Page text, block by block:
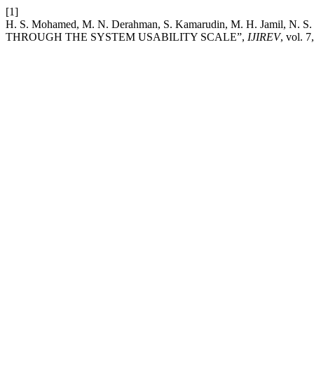
[1]
H. S. Mohamed, M. N. Derahman, S. Kamarudin, M. H. Jamil, N.
THROUGH THE SYSTEM USABILITY SCALE”, IJIREV, vol.